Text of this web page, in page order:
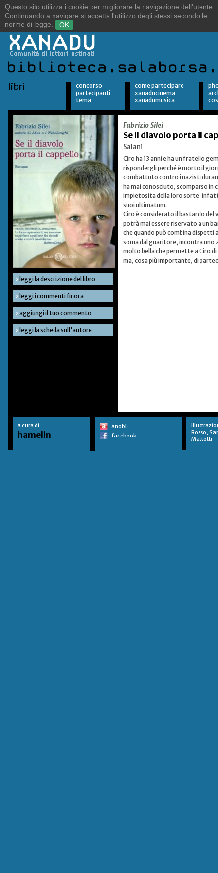
Sulle orme del vento.
Alla ricerca della libertà.
libri
concorso
partecipanti
tema
come partecipare
xanaducinema
xanadumusica
› leggi la descrizione del libro
› leggi i commenti finora
› aggiungi il tuo commento
› leggi la scheda sull'autore
Fabrizio Silei
Se il diavolo porta il
Salani
Ciro ha 13 anni e ha un fratello
rispondergli perché è morto il
combattuto contro i nazisti
ha mai conosciuto, scomparso in
impietosita della loro sorte,
suoi ultimatum.
Ciro è considerato il bastardo del
potrà mai essere riservato a un
che quando può combina dispetti
soma dal guaritore, incontra uno
molto bella che permette a Ciro
ma, cosa più importante, di
a cura di
hamelin
anobii
facebook
Rosso,
Mattotti